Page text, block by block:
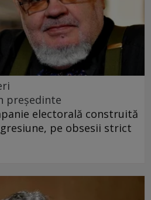
președinte
electorală construită
pe obsesii strict